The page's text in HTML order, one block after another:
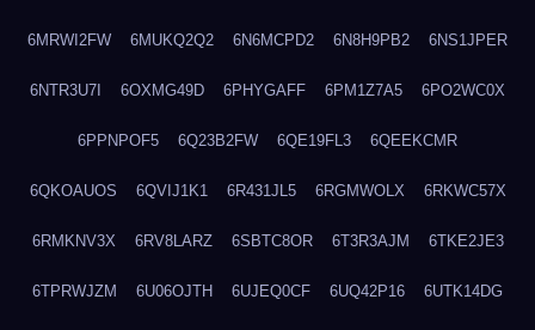
6MRWI2FW 6MUKQ2Q2 6N6MCPD2 6N8H9PB2 6NS1JPER
6NTR3U7I 6OXMG49D 6PHYGAFF 6PM1Z7A5 6PO2WC0X
6PPNPOF5 6Q23B2FW 6QE19FL3 6QEEKCMR
6QKOAUOS 6QVIJ1K1 6R431JL5 6RGMWOLX 6RKWC57X
6RMKNV3X 6RV8LARZ 6SBTC8OR 6T3R3AJM 6TKE2JE3
6TPRWJZM 6U06OJTH 6UJEQ0CF 6UQ42P16 6UTK14DG